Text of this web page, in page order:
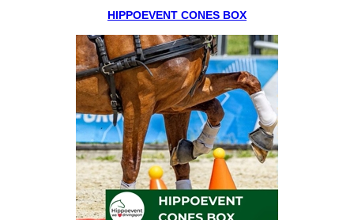
HIPPOEVENT CONES BOX